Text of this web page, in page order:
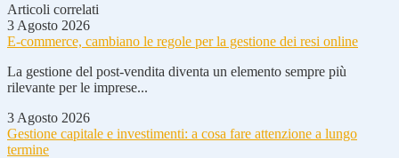
Articoli correlati
3 Agosto 2026
E-commerce, cambiano le regole per la gestione dei resi online
La gestione del post-vendita diventa un elemento sempre più
rilevante per le imprese...
3 Agosto 2026
Gestione capitale e investimenti: a cosa fare attenzione a lungo
termine